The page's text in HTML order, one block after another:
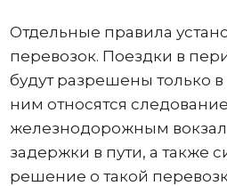
Отдельные правила
перевозок. Поездки в
будут разрешены только в
ним относятся
железнодорожным
задержки в пути, а также
решение о такой